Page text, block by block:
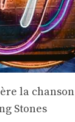
la
Stones